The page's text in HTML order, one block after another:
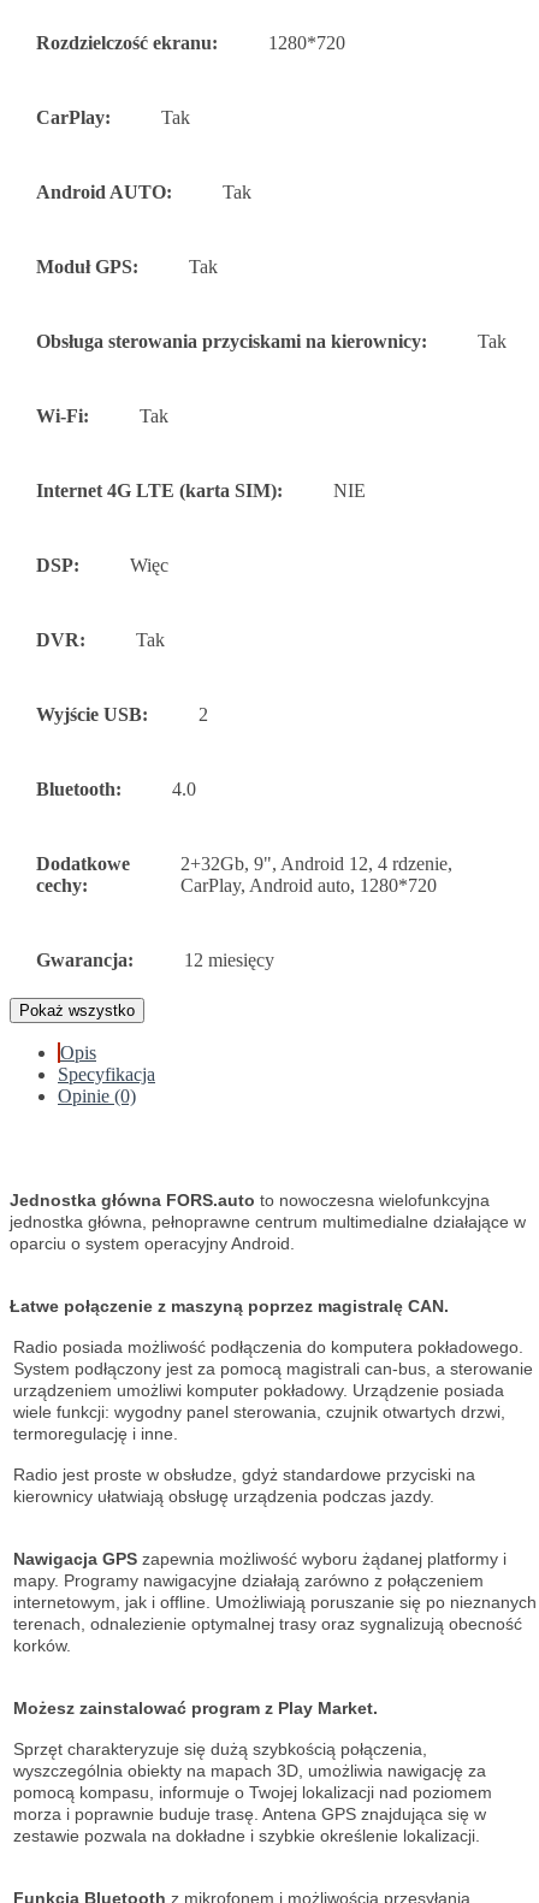
Rozdzielczość ekranu: 1280*720
CarPlay: Tak
Android AUTO: Tak
Moduł GPS: Tak
Obsługa sterowania przyciskami na kierownicy: Tak
Wi-Fi: Tak
Internet 4G LTE (karta SIM): NIE
DSP: Więc
DVR: Tak
Wyjście USB: 2
Bluetooth: 4.0
Dodatkowe
cechy:
2+32Gb, 9", Android 12, 4 rdzenie,
CarPlay, Android auto, 1280*720
Gwarancja: 12 miesięcy
Pokaż wszystko
Opis
Specyfikacja
Opinie (0)
Jednostka główna FORS.auto to nowoczesna wielofunkcyjna
jednostka główna, pełnoprawne centrum multimedialne działające w
oparciu o system operacyjny Android.
Łatwe połączenie z maszyną poprzez magistralę CAN.
Radio posiada możliwość podłączenia do komputera pokładowego.
System podłączony jest za pomocą magistrali can-bus, a sterowanie
urządzeniem umożliwi komputer pokładowy. Urządzenie posiada
wiele funkcji: wygodny panel sterowania, czujnik otwartych drzwi,
termoregulację i inne.
Radio jest proste w obsłudze, gdyż standardowe przyciski na
kierownicy ułatwiają obsługę urządzenia podczas jazdy.
Nawigacja GPS zapewnia możliwość wyboru żądanej platformy i
mapy. Programy nawigacyjne działają zarówno z połączeniem
internetowym, jak i offline. Umożliwiają poruszanie się po nieznanych
terenach, odnalezienie optymalnej trasy oraz sygnalizują obecność
korków.
Możesz zainstalować program z Play Market.
Sprzęt charakteryzuje się dużą szybkością połączenia,
wyszczególnia obiekty na mapach 3D, umożliwia nawigację za
pomocą kompasu, informuje o Twojej lokalizacji nad poziomem
morza i poprawnie buduje trasę. Antena GPS znajdująca się w
zestawie pozwala na dokładne i szybkie określenie lokalizacji.
Funkcja Bluetooth z mikrofonem i możliwością przesyłania